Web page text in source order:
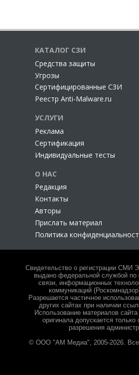
КАТАЛОГ СЗИ
Cредства защиты
Угрозы
Сертифицированные СЗИ
Реестр Anti-Malware.ru
УСЛУГИ
Реклама
Сертификация
Индивидуальные тесты
О НАС
Редакция
Контакты
Авторы
Прислать материал
Политика
Свидетельство о регистрации СМИ
выдано федеральной службой по
связи, информационных
коммуникаций
Разрешается частичное
других сайтах при наличии
Использование материалов
оригинала допускается только
разрешения
© ООО "АМ Медиа", 2005-2026. Все